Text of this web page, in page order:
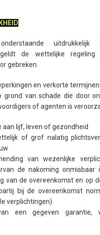
uitdrukkelijk
geldt de wettelijke
gebreken.
en verkorte
grond van schade die door
of agenten is
aan lijf, leven of gezondheid
of grof nalatig
van wezenlijke
de nakoming onmisbaar
van de overeenkomst en op
bij de overeenkomst
verplichtingen)
een gegeven garantie,